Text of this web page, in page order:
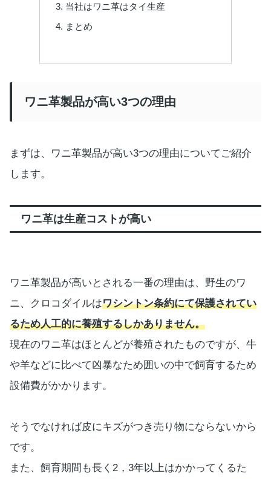
当社はワニ革はタイ生産
まとめ
ワニ革製品が高い3つの理由
まずは、ワニ革製品が高い3つの理由についてご紹介
します。
ワニ革は生産コストが高い
ワニ革製品が高いとされる一番の理由は、野生のワ
ニ、クロコダイルはワシントン条約にて保護されてい
るため人工的に養殖するしかありません。
現在のワニ革はほとんどが養殖されたものですが、牛
や羊などに比べて凶暴なため囲いの中で飼育するため
設備費がかかります。
そうでなければ皮にキズがつき売り物にならないから
です。
また、飼育期間も長く2，3年以上はかかってくるた